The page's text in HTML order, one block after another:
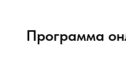
Программа